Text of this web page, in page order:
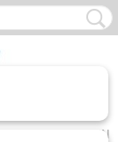
UW WINKELWAGEN